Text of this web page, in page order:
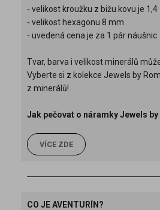
- velikost kroužku z bižu kovu je 1,4
- velikost hexagonu 8 mm
- uvedená cena je za 1 pár náušnic
Tvar, barva i velikost minerálů
Vyberte si z kolekce Jewels by
z minerálů!
Jak pečovat o náramky Jewels by
VÍCE ZDE
CO JE AVENTURÍN?